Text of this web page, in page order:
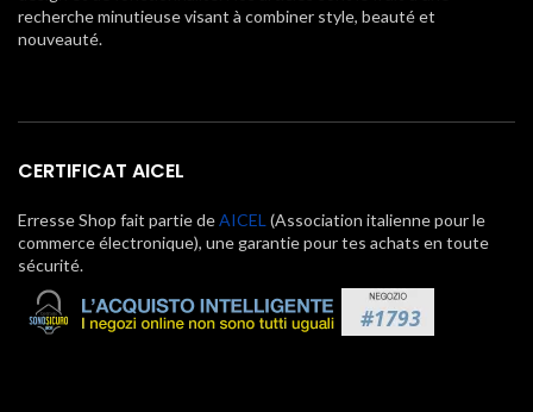
recherche minutieuse visant à combiner style, beauté et
nouveauté.
CERTIFICAT AICEL
Erresse Shop fait partie deAICEL (Association italienne pour le
commerce électronique), une garantie pour tes achats en toute
sécurité.